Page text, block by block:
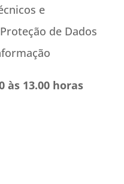
e
de Dados
às 13.00 horas